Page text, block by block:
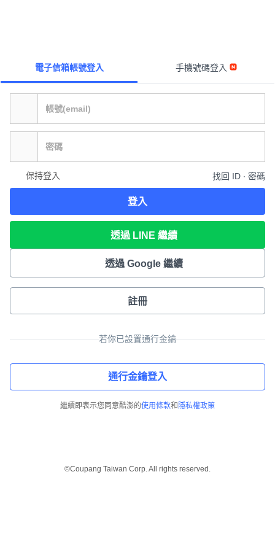
電子信箱帳號登入 手機號碼登入
保持登入 找回 ID ∙ 密碼
登入
透過 LINE 繼續
透過 Google 繼續
註冊
若你已設置通行金鑰
通行金鑰登入
繼續即表示您同意酷澎的使用條款和 隱私權政策
©Coupang Taiwan Corp. All rights reserved.